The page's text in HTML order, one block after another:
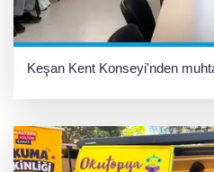
Keşan Kent Konseyi'nden